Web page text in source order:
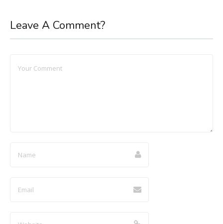
Leave A Comment?